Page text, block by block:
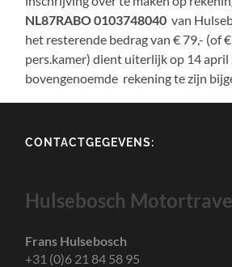
NL87RABO 0103748040 van
het resterende bedrag van € 79,- (of €
pers.kamer) dient uiterlijk op 14 april
bovengenoemde rekening te zijn
CONTACTGEGEVENS:
Hulsebosch
Frans Hulsebosch
+31 (0)6 21 84 58 95